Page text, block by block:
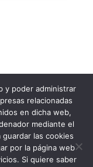
y poder administrar
relacionadas
en dicha web,
mediante el
las cookies
por la página web
Si quiere saber